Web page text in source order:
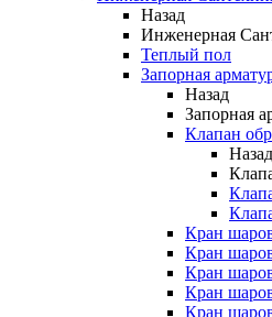
Назад
Инженерная
Теплый пол
Запорная
Назад
Запорная
Клапан
Назад
Кран
Кран
Кран
Кран
Кран